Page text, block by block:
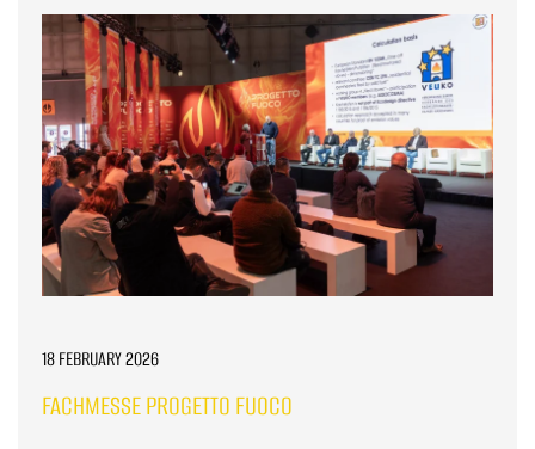
18 FEBRUARY 2026
FACHMESSE PROGETTO FUOCO